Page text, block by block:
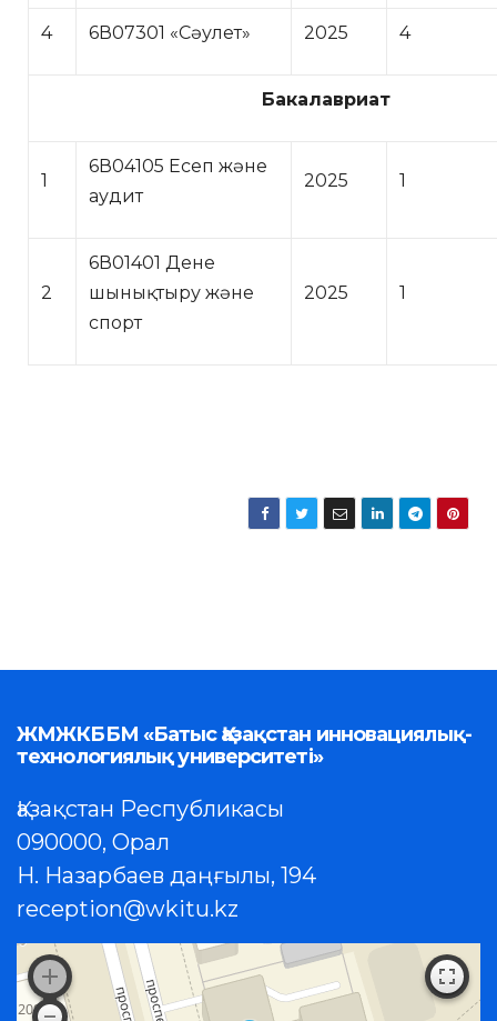
4 6В07301 «Сәулет» 2025 4
Бакалавриат
1
6В04105 Есеп және
аудит
2025 1
2
6В01401 Дене
шынықтыру және
спорт
2025 1
ЖМЖКББМ «Батыс Қазақстан инновациялық-
технологиялық университеті»
Қазақстан Республикасы
090000, Орал
Н. Назарбаев даңғылы, 194
reception@wkitu.kz